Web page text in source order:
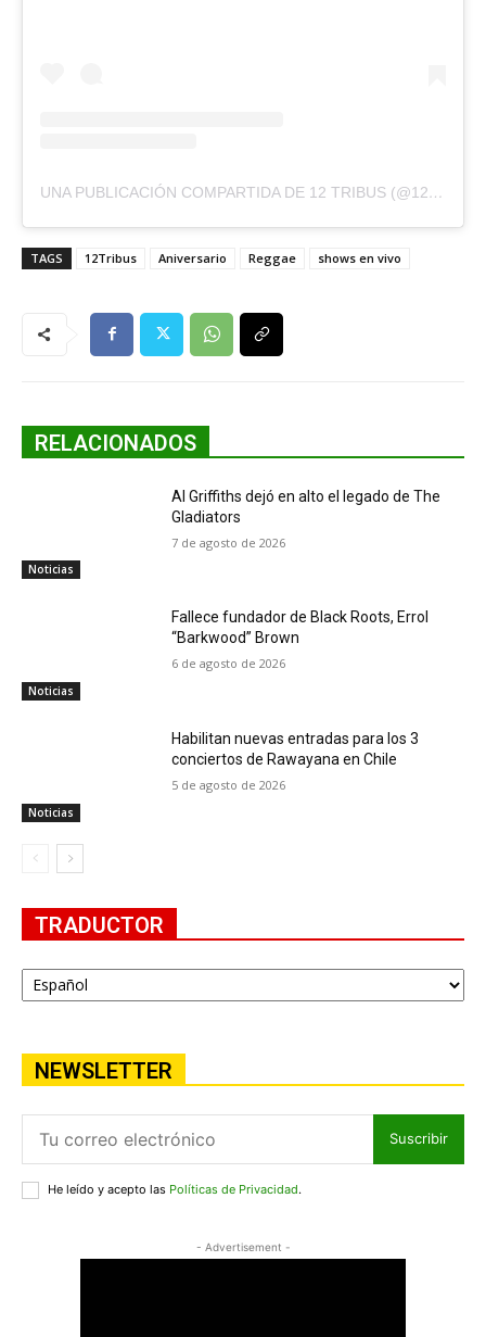
UNA PUBLICACIÓN COMPARTIDA DE 12 TRIBUS (@12TRIBUSCHILE)
TAGS 12Tribus Aniversario Reggae shows en vivo
RELACIONADOS
Noticias
Al Griffiths dejó en alto el legado de The
Gladiators
7 de agosto de 2026
Noticias
Fallece fundador de Black Roots, Errol
“Barkwood” Brown
6 de agosto de 2026
Noticias
Habilitan nuevas entradas para los 3
conciertos de Rawayana en Chile
5 de agosto de 2026
TRADUCTOR
NEWSLETTER
Suscribir
He leído y acepto las Políticas de Privacidad.
- Advertisement -